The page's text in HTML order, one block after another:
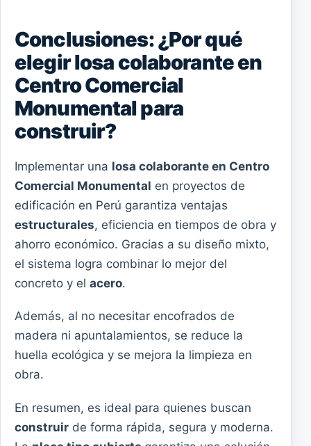
Conclusiones: ¿Por qué
elegir losa colaborante en
Centro Comercial
Monumental para
construir?
Implementar una losa colaborante en Centro
Comercial Monumental en proyectos de
edificación en Perú garantiza ventajas
estructurales, eficiencia en tiempos de obra y
ahorro económico. Gracias a su diseño mixto,
el sistema logra combinar lo mejor del
concreto y el acero.
Además, al no necesitar encofrados de
madera ni apuntalamientos, se reduce la
huella ecológica y se mejora la limpieza en
obra.
En resumen, es ideal para quienes buscan
construir de forma rápida, segura y moderna.